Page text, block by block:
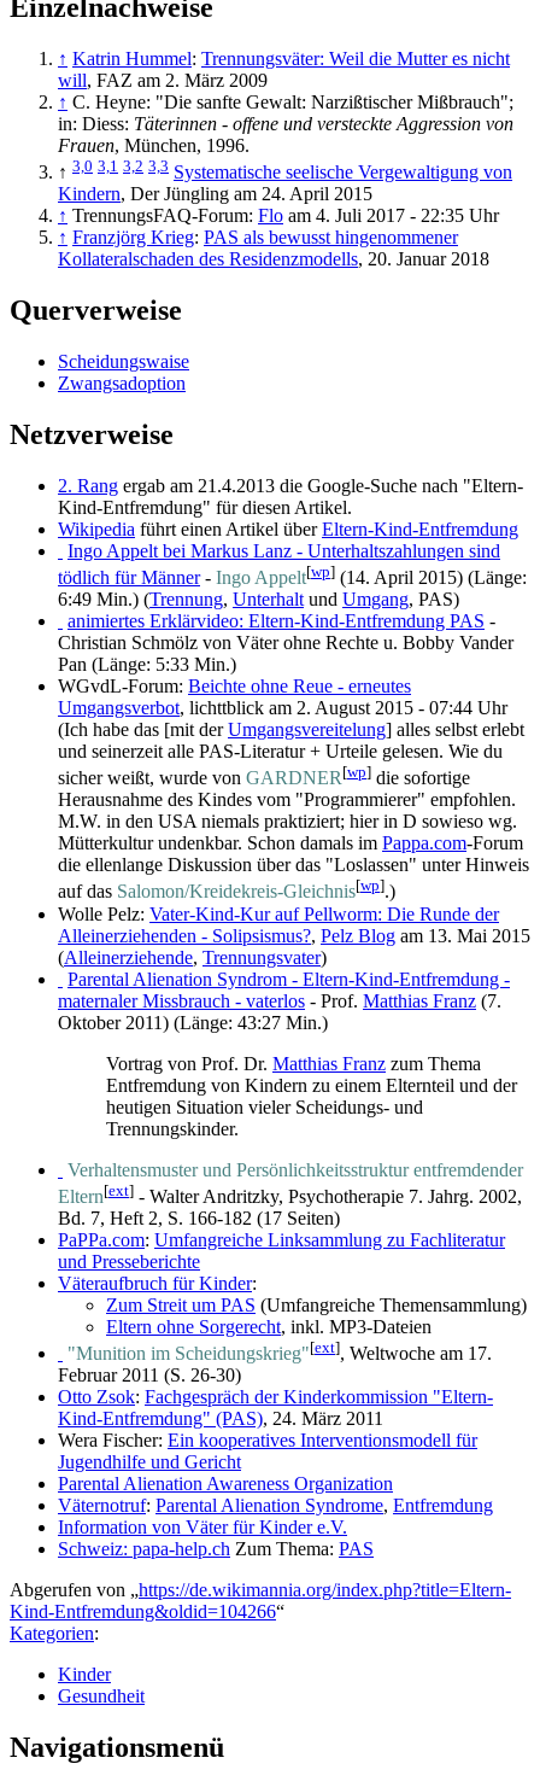
Einzelnachweise
↑ Katrin Hummel: Trennungsväter: Weil die Mutter es nicht
will, FAZ am 2. März 2009
↑ C. Heyne: "Die sanfte Gewalt: Narzißtischer Mißbrauch";
in: Diess: Täterinnen - offene und versteckte Aggression von
Frauen, München, 1996.
↑ 3,0 3,1 3,2 3,3 Systematische seelische Vergewaltigung von
Kindern, Der Jüngling am 24. April 2015
↑ TrennungsFAQ-Forum: Flo am 4. Juli 2017 - 22:35 Uhr
↑ Franzjörg Krieg: PAS als bewusst hingenommener
Kollateralschaden des Residenzmodells, 20. Januar 2018
Querverweise
Scheidungswaise
Zwangsadoption
Netzverweise
2. Rang ergab am 21.4.2013 die Google-Suche nach "Eltern-
Kind-Entfremdung" für diesen Artikel.
Wikipedia führt einen Artikel überEltern-Kind-Entfremdung
Ingo Appelt bei Markus Lanz - Unterhaltszahlungen sind
tödlich für Männer- Ingo Appelt[wp] (14. April 2015) (Länge:
6:49 Min.) (Trennung, Unterhalt und Umgang, PAS)
animiertes Erklärvideo: Eltern-Kind-Entfremdung PAS -
Christian Schmölz von Väter ohne Rechte u. Bobby Vander
Pan (Länge: 5:33 Min.)
WGvdL-Forum: Beichte ohne Reue - erneutes
Umgangsverbot, lichttblick am 2. August 2015 - 07:44 Uhr
(Ich habe das [mit derUmgangsvereitelung] alles selbst erlebt
und seinerzeit alle PAS-Literatur + Urteile gelesen. Wie du
sicher weißt, wurde von GARDNER [wp] die sofortige
Herausnahme des Kindes vom "Programmierer" empfohlen.
M.W. in den USA niemals praktiziert; hier in D sowieso wg.
Mütterkultur undenkbar. Schon damals im Pappa.com-Forum
die ellenlange Diskussion über das "Loslassen" unter Hinweis
auf das Salomon/Kreidekreis-Gleichnis[wp].)
Wolle Pelz: Vater-Kind-Kur auf Pellworm: Die Runde der
Alleinerziehenden - Solipsismus?, Pelz Blog am 13. Mai 2015
(Alleinerziehende, Trennungsvater)
Parental Alienation Syndrom - Eltern-Kind-Entfremdung -
maternaler Missbrauch - vaterlos - Prof. Matthias Franz (7.
Oktober 2011) (Länge: 43:27 Min.)
Vortrag von Prof. Dr. Matthias Franz zum Thema
Entfremdung von Kindern zu einem Elternteil und der
heutigen Situation vieler Scheidungs- und
Trennungskinder.
Verhaltensmuster und Persönlichkeitsstruktur entfremdender
Eltern[ext] - Walter Andritzky, Psychotherapie 7. Jahrg. 2002,
Bd. 7, Heft 2, S. 166-182 (17 Seiten)
PaPPa.com: Umfangreiche Linksammlung zu Fachliteratur
und Presseberichte
Väteraufbruch für Kinder:
Zum Streit um PAS (Umfangreiche Themensammlung)
Eltern ohne Sorgerecht, inkl. MP3-Dateien
"Munition im Scheidungskrieg"[ext], Weltwoche am 17.
Februar 2011 (S. 26-30)
Otto Zsok: Fachgespräch der Kinderkommission "Eltern-
Kind-Entfremdung" (PAS), 24. März 2011
Wera Fischer: Ein kooperatives Interventionsmodell für
Jugendhilfe und Gericht
Parental Alienation Awareness Organization
Väternotruf: Parental Alienation Syndrome, Entfremdung
Information von Väter für Kinder e.V.
Schweiz: papa-help.ch Zum Thema: PAS
Abgerufen von „https://de.wikimannia.org/index.php?title=Eltern-
Kind-Entfremdung&oldid=104266“
Kategorien:
Kinder
Gesundheit
Navigationsmenü